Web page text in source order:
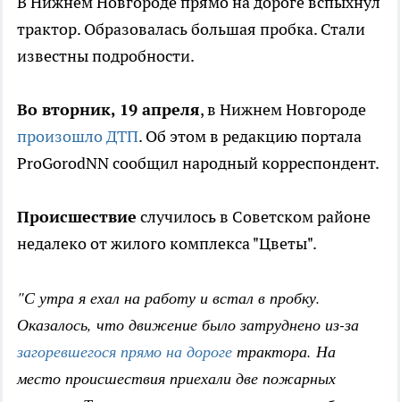
трактор. Образовалась большая пробка. Стали
известны подробности.
Во вторник, 19 апреля, в Нижнем Новгороде
произошло ДТП. Об этом в редакцию портала
ProGorodNN сообщил народный корреспондент.
Происшествие случилось в Советском районе
недалеко от жилого комплекса "Цветы".
"С утра я ехал на работу и встал в пробку.
Оказалось, что движение было затруднено из-за
загоревшегося прямо на дороге трактора. На
место происшествия приехали две пожарных